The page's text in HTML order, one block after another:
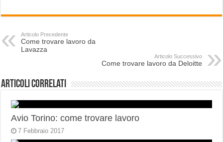
Articolo Precedente
Come trovare lavoro da
Lavazza
Articolo Successivo
Come trovare lavoro da Deloitte
Articoli correlati
Avio Torino: come trovare lavoro
7 Febbraio 2017